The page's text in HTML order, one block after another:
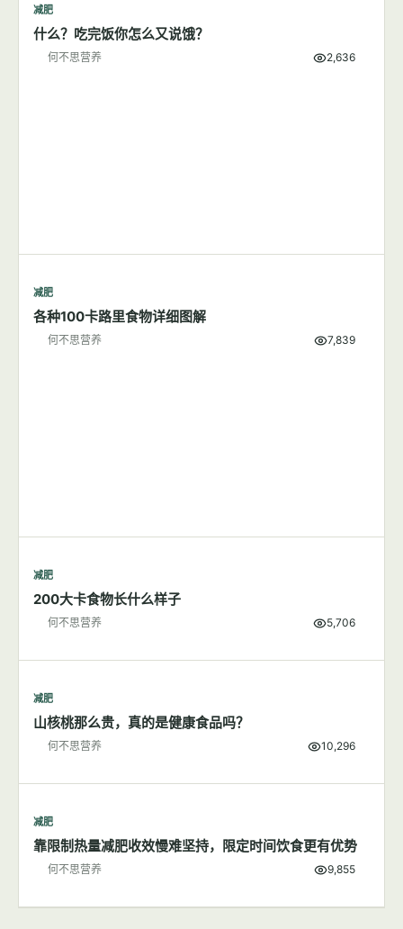
减肥
什么？吃完饭你怎么又说饿？
何不思营养 2,636
减肥
各种100卡路里食物详细图解
何不思营养 7,839
减肥
200大卡食物长什么样子
何不思营养 5,706
减肥
山核桃那么贵，真的是健康食品吗？
何不思营养 10,296
减肥
靠限制热量减肥收效慢难坚持，限定时间饮食更有优势
何不思营养 9,855